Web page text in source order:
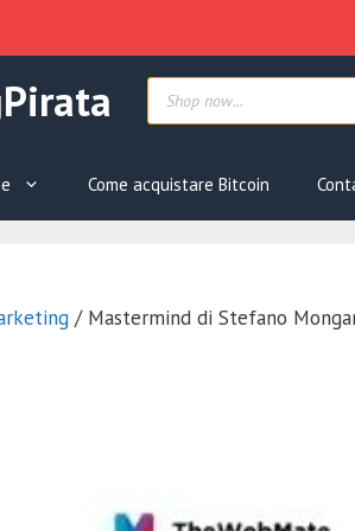
Products
search
Come acquistare Bitcoin
/ Mastermind di Stefano